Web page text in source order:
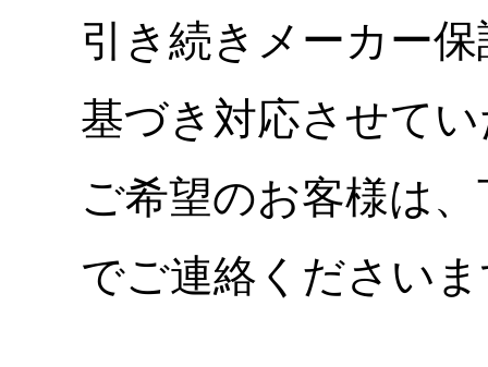
引き続きメーカー
基づき対応させて
ご希望のお客様は
でご連絡ください